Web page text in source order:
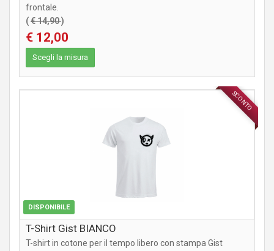
frontale.
(€ 14,90)
€ 12,00
Scegli la misura
SCONTO
DISPONIBILE
ABBIGLIAMENTO
T-Shirt Gist BIANCO
T-shirt in cotone per il tempo libero con stampa Gist